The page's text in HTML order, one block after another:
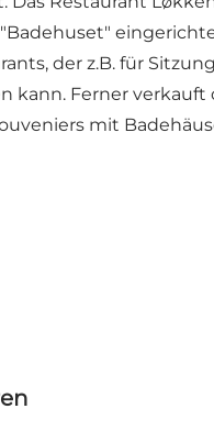
der z.B. für
kann. Ferner verkauft
mit